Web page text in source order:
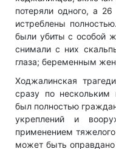
потеряли одного, а
истреблены
были убиты с особой
снимали с них
глаза; беременным
Ходжалинская
сразу по
был полностью
укреплений и
применением
может быть оправдано